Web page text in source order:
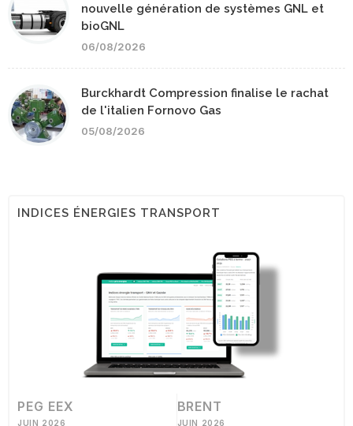
nouvelle génération de systèmes GNL et
bioGNL
06/08/2026
Burckhardt Compression finalise le rachat
de l'italien Fornovo Gas
05/08/2026
INDICES ÉNERGIES TRANSPORT
PEG EEX
JUIN 2026
BRENT
JUIN 2026